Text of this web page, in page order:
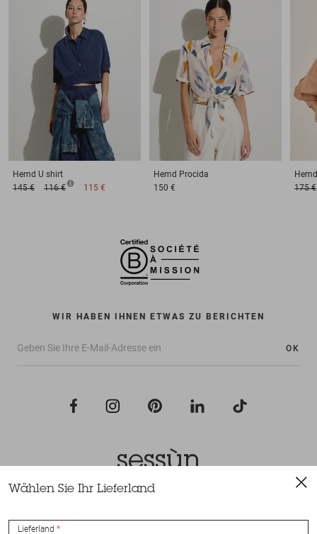
Hemd U shirt
145 €
116 € 115 €
Hemd Procida
150 €
Hemd
175 €
WIR HABEN IHNEN ETWAS ZU BERICHTEN
OK
Wählen Sie Ihr Lieferland
Lieferland